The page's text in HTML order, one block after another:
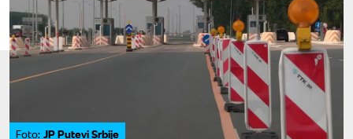
Foto: JP Putevi Srbije